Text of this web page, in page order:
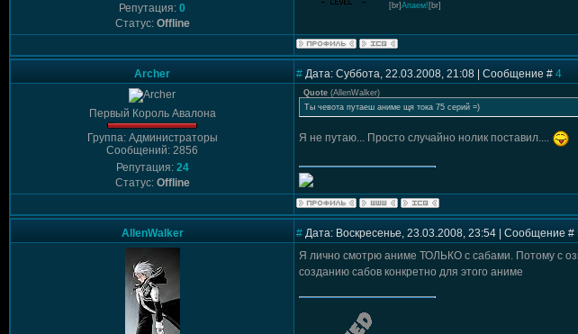
Репутация: 0
Статус: Offline
[br] Апаем! [br]
Archer # Дата: Суббота, 22.03.2008, 21:08 | Сообщение # 4
Первый Король Авалона
Группа: Администраторы
Сообщений: 2856
Репутация: 24
Статус: Offline
Quote (AllenWalker)
Ты чевота путаеш аниме щя тока 75 серий =)
Я не путаю... Просто случайно нолик поставил....
AllenWalker # Дата: Воскресенье, 23.03.2008, 23:54 | Сообщение #
Я лично смотрю аниме ТОЛЬКО с сабами. Потому с
созданию сабов конкретно для этого аниме